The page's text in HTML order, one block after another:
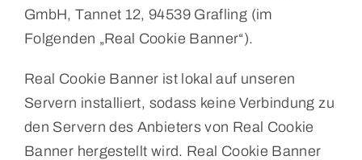
GmbH, Tannet 12, 94539 Grafling (im
Folgenden „Real Cookie Banner“).
Real Cookie Banner ist lokal auf unseren
Servern installiert, sodass keine Verbindung zu
den Servern des Anbieters von Real Cookie
Banner hergestellt wird. Real Cookie Banner